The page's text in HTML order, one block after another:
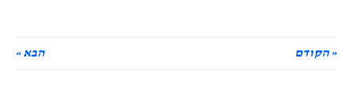
« הקודם הבא »